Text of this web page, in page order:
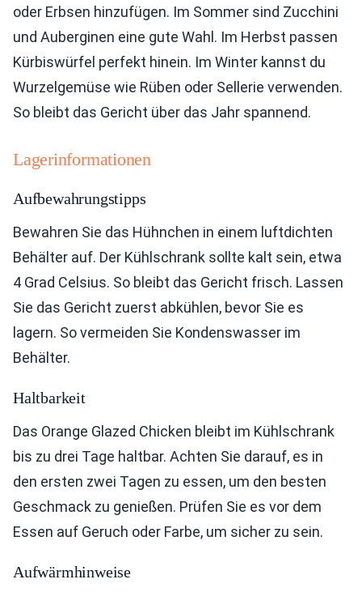
oder Erbsen hinzufügen. Im Sommer sind Zucchini
und Auberginen eine gute Wahl. Im Herbst passen
Kürbiswürfel perfekt hinein. Im Winter kannst du
Wurzelgemüse wie Rüben oder Sellerie verwenden.
So bleibt das Gericht über das Jahr spannend.
Lagerinformationen
Aufbewahrungstipps
Bewahren Sie das Hühnchen in einem luftdichten
Behälter auf. Der Kühlschrank sollte kalt sein, etwa
4 Grad Celsius. So bleibt das Gericht frisch. Lassen
Sie das Gericht zuerst abkühlen, bevor Sie es
lagern. So vermeiden Sie Kondenswasser im
Behälter.
Haltbarkeit
Das Orange Glazed Chicken bleibt im Kühlschrank
bis zu drei Tage haltbar. Achten Sie darauf, es in
den ersten zwei Tagen zu essen, um den besten
Geschmack zu genießen. Prüfen Sie es vor dem
Essen auf Geruch oder Farbe, um sicher zu sein.
Aufwärmhinweise